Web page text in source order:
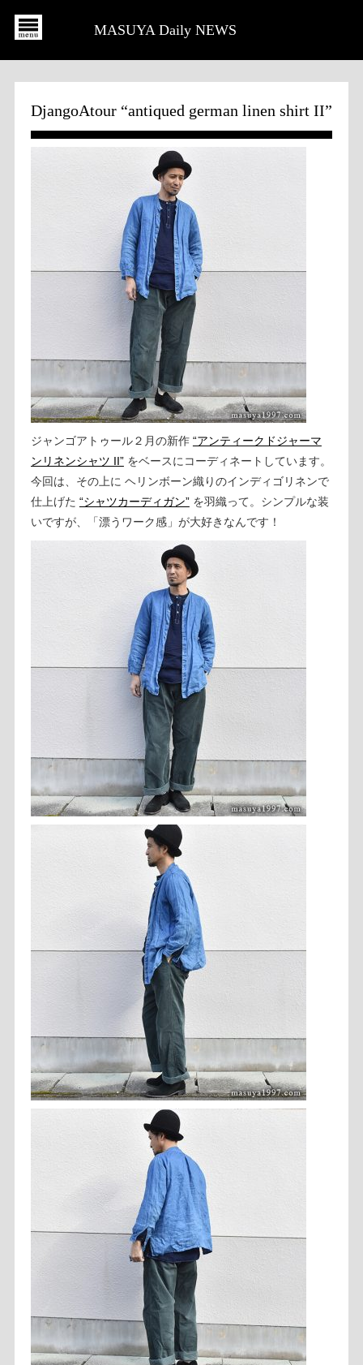
MASUYA Daily NEWS
DjangoAtour “antiqued german linen shirt II”
ジャンゴアトゥール２月の新作 “アンティークドジャーマ
ンリネンシャツ II”をベースにコーディネートしています。
今回は、その上に ヘリンボーン織りのインディゴリネンで
仕上げた “シャツカーディガン”を羽織って。シンプルな装
いですが、「漂うワーク感」が大好きなんです！